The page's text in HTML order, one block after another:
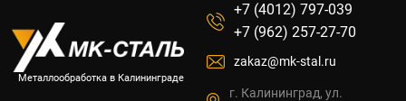
Металлообработка в Калининграде
+7 (4012) 797-039
+7 (962) 257-27-70
zakaz@mk-stal.ru
г. Калининград, ул.